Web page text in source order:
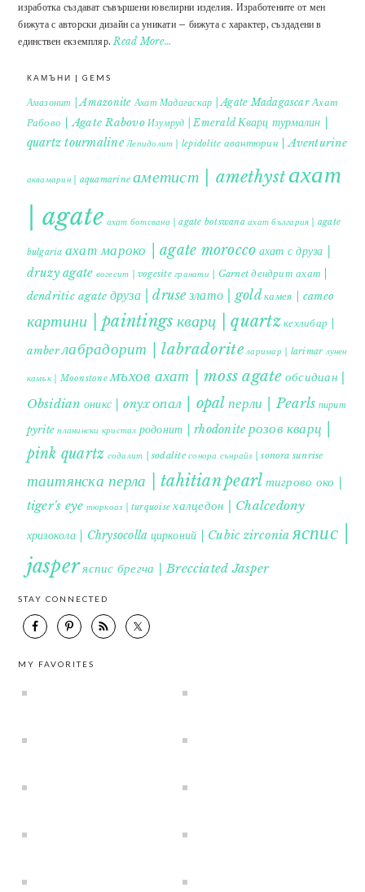
изработка създават съвършени ювелирни изделия. Изработените от мен
бижута с авторски дизайн са уникати – бижута с характер, създадени в
единствен екземпляр.Read More…
КАМЪНИ | GEMS
Амазонит | Amazonite Ахат Мадагаскар | Agate Madagascar Ахат
Рабово | Agate Rabovo Изумруд | Emerald Кварц турмалин |
quartz tourmaline Лепидолит | lepidolite авантюрин | Aventurine
аквамарин | aquamarine аметист | amethystахат
| agate ахат ботсвана | agate botswana ахат българия | agate
bulgaria ахат мароко | agate morocco ахат с друза |
druzy agate вогесит | vogesite гранати | Garnet дендрит ахат |
dendritic agate друза | druse злато | gold камея | cameo
картини | paintings кварц | quartzкехлибар |
amberлабрадорит | labradorite ларимар | larimar лунен
камък | Moonstone мъхов ахат | moss agate обсидиан |
Obsidian оникс | onyxопал | opal перли | Pearls пирит |
pyrite планински кристал родонит | rhodonite розов кварц |
pink quartz содалит | sodalite сонора сънрайз | sonora sunrise
таитянска перла | tahitian pearl тигрово око |
tiger's eye тюркоаз | turquoise халцедон | Chalcedony
хризокола | Chrysocolla цирконий | Cubic zirconia яспис |
jasperяспис брегча | Brecciated Jasper
STAY CONNECTED
MY FAVORITES